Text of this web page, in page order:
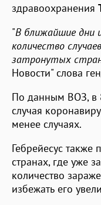
здравоохранения
"В ближайшие дни
количество
затронутых
Новости" слова
По данным ВОЗ, в
случая
менее случаях.
Гебрейесус также
странах, где уже
количество
избежать его